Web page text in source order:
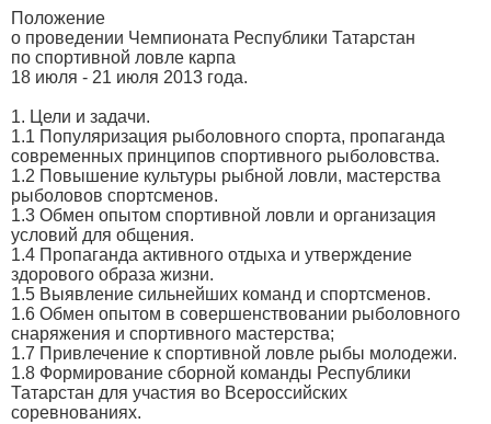
Положение
о проведении Чемпионата Республики Татарстан
по спортивной ловле карпа
18 июля - 21 июля 2013 года.
1. Цели и задачи.
1.1 Популяризация рыболовного спорта, пропаганда
современных принципов спортивного рыболовства.
1.2 Повышение культуры рыбной ловли, мастерства
рыболовов спортсменов.
1.3 Обмен опытом спортивной ловли и организация
условий для общения.
1.4 Пропаганда активного отдыха и утверждение
здорового образа жизни.
1.5 Выявление сильнейших команд и спортсменов.
1.6 Обмен опытом в совершенствовании рыболовного
снаряжения и спортивного мастерства;
1.7 Привлечение к спортивной ловле рыбы молодежи.
1.8 Формирование сборной команды Республики
Татарстан для участия во Всероссийских
соревнованиях.